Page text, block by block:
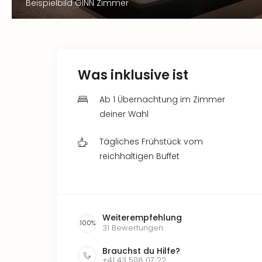
Beispielbild GINN Zimmer
Was inklusive ist
Ab 1 Übernachtung im Zimmer
deiner Wahl
Tägliches Frühstück vom
reichhaltigen Buffet
100% Weiterempfehlung
31 Bewertungen
Brauchst du Hilfe?